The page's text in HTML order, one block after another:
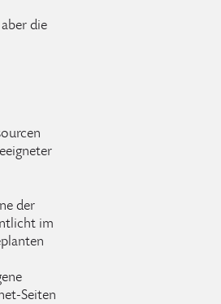
die
der
im
Seiten